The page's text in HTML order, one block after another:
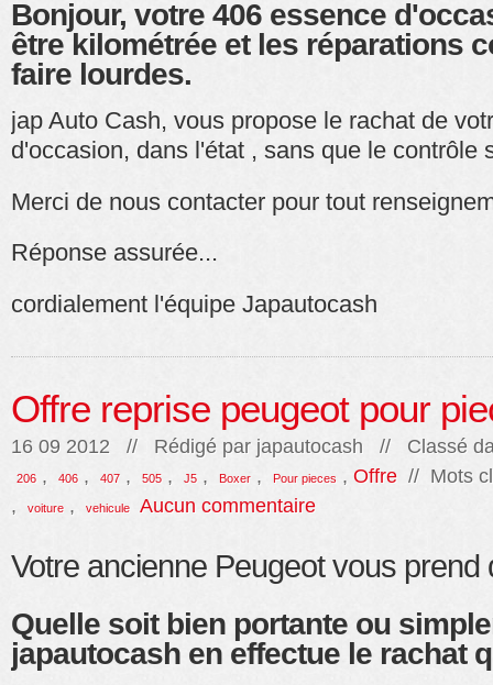
Bonjour, votre 406 essence
être kilométrée et les réparations
faire lourdes.
jap Auto Cash, vous propose le rachat de
d'occasion, dans l'état , sans que le contrôle
Merci de nous contacter pour tout
Réponse assurée...
cordialement l'équipe Japautocash
Offre reprise peugeot pour
16 09 2012 // Rédigé par japautocash // Classé
206 , 406 , 407 , 505 , J5 , Boxer , Pour pieces , Offre // Mots
,
voiture , vehicule Aucun commentaire
Votre ancienne Peugeot vous prend
Quelle soit bien portante ou
japautocash en effectue le rachat